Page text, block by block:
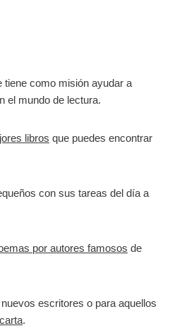
tiene como misión ayudar a
el mundo de lectura.
libros que puedes encontrar
con sus tareas del día a
por autores famosos de
escritores o para aquellos
.